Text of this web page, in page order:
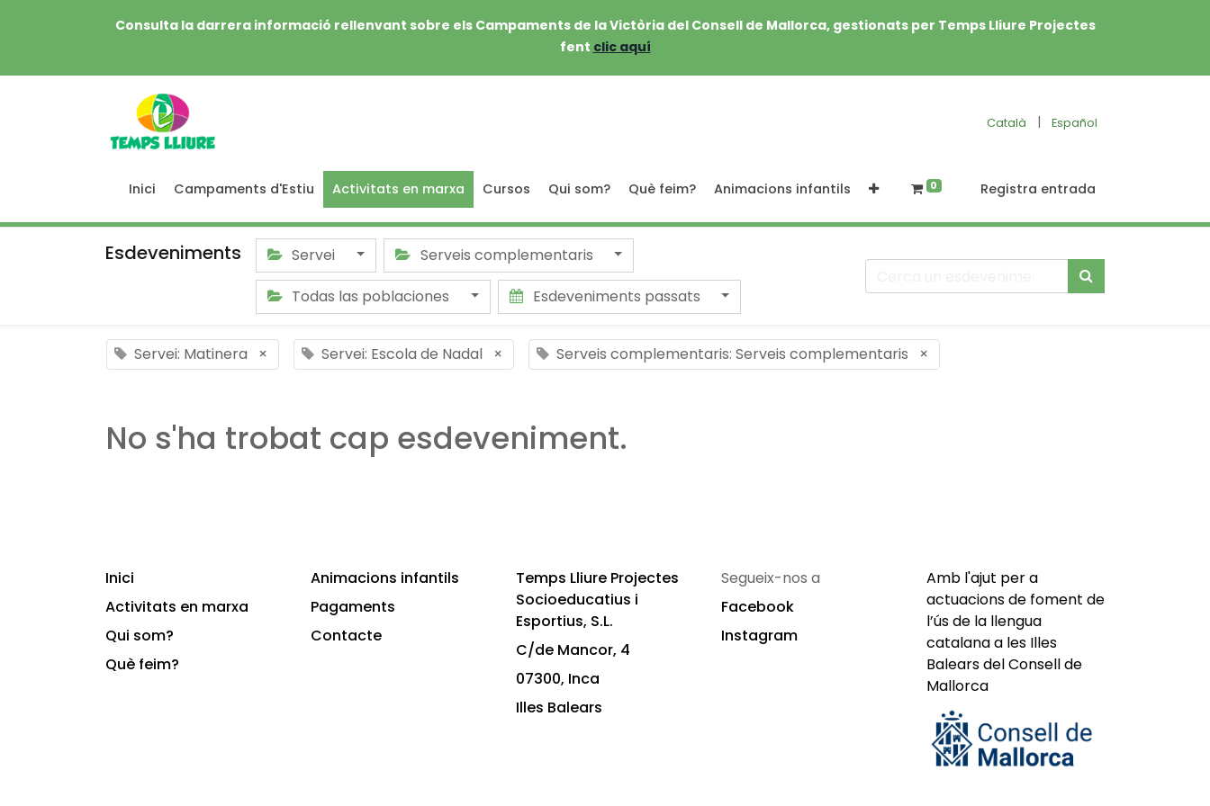
Consulta la darrera informació rellenvant sobre els Campaments de la Victòria del Consell de Mallorca, gestionats per Temps Lliure Projectes
fent clic aquí
Català | Español
Inici Campaments d'Estiu Activitats en marxa Cursos Qui som? Què feim? Animacions infantils 0 Registra entrada
Esdeveniments Servei
Serveis complementaris
Todas las poblaciones
Esdeveniments passats
Servei: Matinera × Servei: Escola de Nadal × Serveis complementaris: Serveis complementaris ×
No s'ha trobat cap esdeveniment.
Inici
Activitats en marxa
Qui som?
Què feim?
Animacions infantils
Pagaments
Contacte
Temps Lliure Projectes
Socioeducatius i
Esportius, S.L.
C/de Mancor, 4
07300, Inca
Illes Balears
Segueix-nos a
Facebook
Instagram
Amb l'ajut per a
actuacions de foment de
l’ús de la llengua
catalana a les Illes
Balears del Consell de
Mallorca